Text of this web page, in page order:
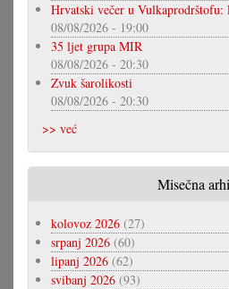
Hrvatski večer u Vulkaprodrštofu:
08/08/2026 - 19:00
35 ljet grupa MIR
08/08/2026 - 20:30
Zvuk šarolikosti
08/08/2026 - 20:30
>> već
Misečna
kolovoz 2026 (27)
srpanj 2026 (60)
lipanj 2026 (62)
svibanj 2026 (93)